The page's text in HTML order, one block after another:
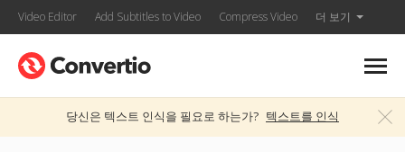
Video Editor Add Subtitles to Video Compress Video 더 보기
당신은 텍스트 인식을 필요로 하는가? 텍스트를 인식